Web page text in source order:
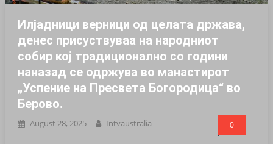
Илјадници верници од целата држава,
денес присуствуваа на народниот
собир кој традиционално со години
наназад се одржува во манастирот
„Успение на Пресвета Богородица“ во
Берово.
August 28, 2025 Intvaustralia 0